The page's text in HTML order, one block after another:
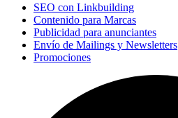
SEO con Linkbuilding
Contenido para Marcas
Publicidad para anunciantes
Envío de Mailings y Newsletters
Promociones